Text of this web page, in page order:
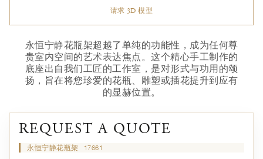
请求 3D 模型
永恒宁静花瓶架超越了单纯的功能性，成为任何尊
贵室内空间的艺术表达焦点。这个精心手工制作的
底座出自我们工匠的工作室，是对形式与功用的颂
扬，旨在将您珍爱的花瓶、雕塑或插花提升到应有
的显赫位置。
REQUEST A QUOTE
永恒宁静花瓶架 17661